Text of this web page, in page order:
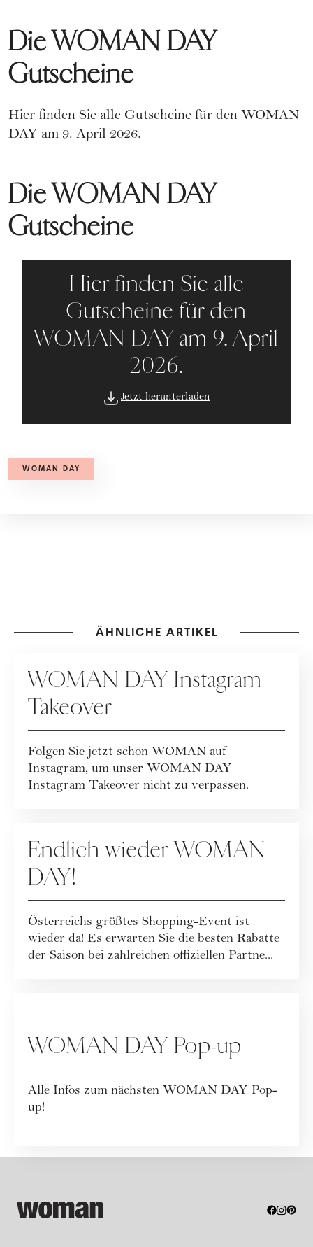
Die WOMAN DAY
Gutscheine
Hier finden Sie alle Gutscheine für den WOMAN
DAY am 9. April 2026.
Die WOMAN DAY
Gutscheine
Hier finden Sie alle
Gutscheine für den
WOMAN DAY am 9. April
2026.
Jetzt herunterladen
WOMAN DAY
ÄHNLICHE ARTIKEL
WOMAN DAY Instagram
Takeover
Folgen Sie jetzt schon WOMAN auf
Instagram, um unser WOMAN DAY
Instagram Takeover nicht zu verpassen.
Endlich wieder WOMAN
DAY!
Österreichs größtes Shopping-Event ist
wieder da! Es erwarten Sie die besten Rabatte
der Saison bei zahlreichen offiziellen Partne...
WOMAN DAY Pop-up
Alle Infos zum nächsten WOMAN DAY Pop-
up!